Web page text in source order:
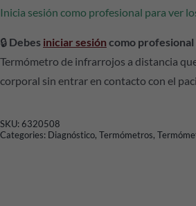
Inicia sesión como profesional para ver
🔒 Debes iniciar sesión como
Termómetro de infrarrojos a distancia
corporal sin entrar en contacto con el
SKU:6320508
Categories: Diagnóstico, Termómetros,